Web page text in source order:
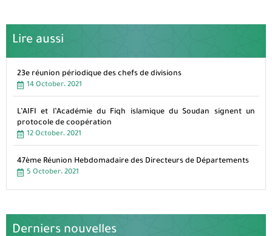
Lire aussi
23e réunion périodique des chefs de divisions
14 October، 2021
L’AIFI et l’Académie du Fiqh islamique du Soudan signent un
protocole de coopération
12 October، 2021
47ème Réunion Hebdomadaire des Directeurs de Départements
5 October، 2021
Derniers nouvelles